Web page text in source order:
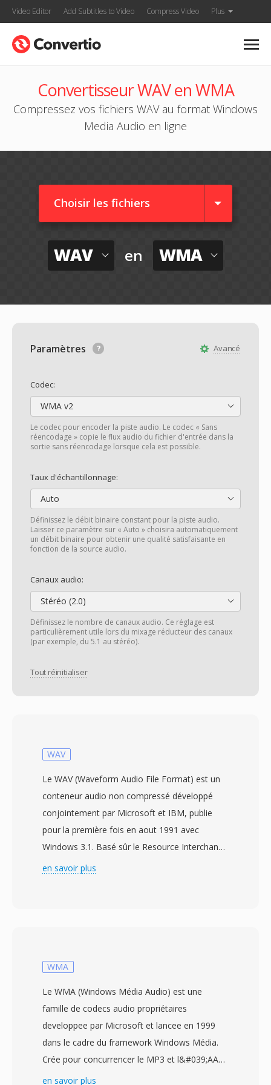
Video Editor Add Subtitles to Video Compress Video Plus
Convertisseur WAV en WMA
Compressez vos fichiers WAV au format Windows
Media Audio en ligne
Choisir les fichiers
WAV en WMA
Avancé
Paramètres
Codec:
WMA v2
Le codec pour encoder la piste audio. Le codec « Sans
réencodage » copie le flux audio du fichier d'entrée dans la
sortie sans réencodage lorsque cela est possible.
Taux d'échantillonnage:
Auto
Définissez le débit binaire constant pour la piste audio.
Laisser ce paramètre sur « Auto » choisira automatiquement
un débit binaire pour obtenir une qualité satisfaisante en
fonction de la source audio.
Canaux audio:
Stéréo (2.0)
Définissez le nombre de canaux audio. Ce réglage est
particulièrement utile lors du mixage réducteur des canaux
(par exemple, du 5.1 au stéréo).
Tout réinitialiser
WAV
Le WAV (Waveform Audio File Format) est un
conteneur audio non compressé développé
conjointement par Microsoft et IBM, publie
pour la première fois en aout 1991 avec
Windows 3.1. Basé sûr le Resource Interchange
File Format (RIFF), le WAV stocké les données
Cette structuré directe a fait du WAV le
compressé sous Windows et un format
d&#039;échange universellement accepté par
pratiquement tous les systèmes
multimédia existants. Les fichiers WAV de
en savoir plus
WMA
Le WMA (Windows Média Audio) est une
famille de codecs audio propriétaires
developpee par Microsoft et lancee en 1999
dans le cadre du framework Windows Média.
Crée pour concurrencer le MP3 et l&#039;AAC,
le WMA Standard utilisé un codage perceptuel
en savoir plus